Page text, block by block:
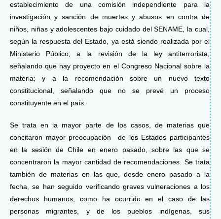
establecimiento de una comisión independiente para la
investigación y sanción de muertes y abusos en contra de
niños, niñas y adolescentes bajo cuidado del SENAME, la cual,
según la respuesta del Estado, ya está siendo realizada por el
Ministerio Público; a la revisión de la ley antiterrorista,
señalando que hay proyecto en el Congreso Nacional sobre la
materia; y a la recomendación sobre un nuevo texto
constitucional, señalando que no se prevé un proceso
constituyente en el país.
Se trata en la mayor parte de los casos, de materias que
concitaron mayor preocupación de los Estados participantes
en la sesión de Chile en enero pasado, sobre las que se
concentraron la mayor cantidad de recomendaciones. Se trata
también de materias en las que, desde enero pasado a la
fecha, se han seguido verificando graves vulneraciones a los
derechos humanos, como ha ocurrido en el caso de las
personas migrantes, y de los pueblos indígenas, sus